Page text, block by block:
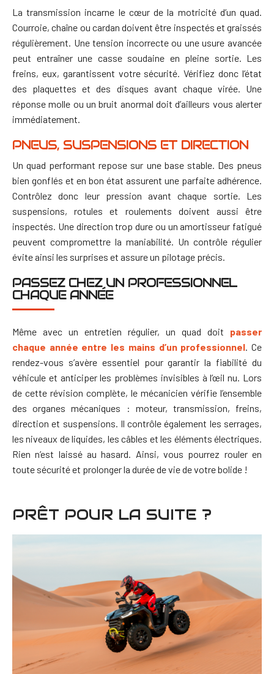
La transmission incarne le cœur de la motricité d’un quad.
Courroie, chaîne ou cardan doivent être inspectés et graissés
régulièrement. Une tension incorrecte ou une usure avancée
peut entraîner une casse soudaine en pleine sortie. Les
freins, eux, garantissent votre sécurité. Vérifiez donc l’état
des plaquettes et des disques avant chaque virée. Une
réponse molle ou un bruit anormal doit d’ailleurs vous alerter
immédiatement.
PNEUS, SUSPENSIONS ET DIRECTION
Un quad performant repose sur une base stable. Des pneus
bien gonflés et en bon état assurent une parfaite adhérence.
Contrôlez donc leur pression avant chaque sortie. Les
suspensions, rotules et roulements doivent aussi être
inspectés. Une direction trop dure ou un amortisseur fatigué
peuvent compromettre la maniabilité. Un contrôle régulier
évite ainsi les surprises et assure un pilotage précis.
PASSEZ CHEZ UN PROFESSIONNEL
CHAQUE ANNÉE
Même avec un entretien régulier, un quad doit passer
chaque année entre les mains d’un professionnel. Ce
rendez-vous s’avère essentiel pour garantir la fiabilité du
véhicule et anticiper les problèmes invisibles à l’œil nu. Lors
de cette révision complète, le mécanicien vérifie l’ensemble
des organes mécaniques : moteur, transmission, freins,
direction et suspensions. Il contrôle également les serrages,
les niveaux de liquides, les câbles et les éléments électriques.
Rien n’est laissé au hasard. Ainsi, vous pourrez rouler en
toute sécurité et prolonger la durée de vie de votre bolide !
PRÊT POUR LA SUITE ?